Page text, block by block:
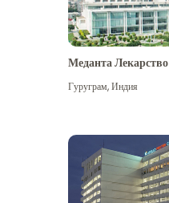
Меданта Лекарство
Гуруграм,Индия